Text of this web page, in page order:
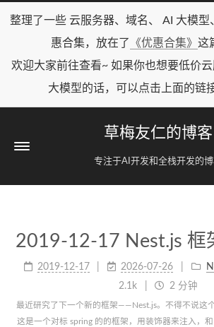
整理了一些 云服务器、域名、 AI 大模型
惠合集，放在了
《优惠合集》 这
欢迎大家前往查看~ 如果你也想要低价
大模型的话，可以点击上面的链
草梅友仁的博客
专注于AI开发和全栈开发的
2019-12-17 Nest.js 框
2019-12-17 2026-07-26
2.1k
2 分钟
最近研究了下一个新的框架——Nest.js。不得不说这
这是一个对标 spring 的的框架，用装饰器来注入，